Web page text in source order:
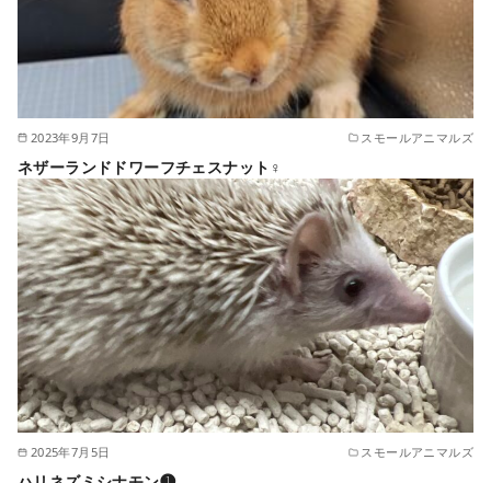
2023年9月7日 スモールアニマルズ
ネザーランドドワーフチェスナット♀
2025年7月5日 スモールアニマルズ